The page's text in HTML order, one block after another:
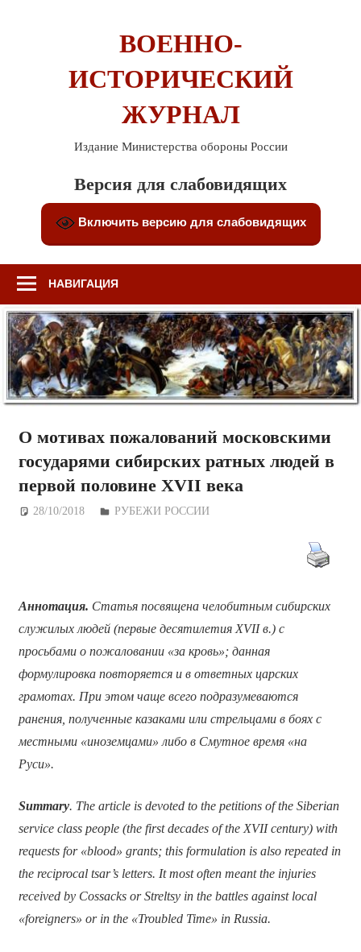
ВОЕННО-
ИСТОРИЧЕСКИЙ
ЖУРНАЛ
Издание Министерства обороны России
Версия для слабовидящих
Включить версию для слабовидящих
НАВИГАЦИЯ
О мотивах пожалований московскими
государями сибирских ратных людей в
первой половине XVII века
28/10/2018 Дежурный по Редакции
РУБЕЖИ РОССИИ
Аннотация. Статья посвящена челобитным сибирских
служилых людей (первые десятилетия XVII в.) с
просьбами о пожаловании «за кровь»; данная
формулировка повторяется и в ответных царских
грамотах. При этом чаще всего подразумеваются
ранения, полученные казаками или стрельцами в боях с
местными «иноземцами» либо в Смутное время «на
Руси».
Summary. The article is devoted to the petitions of the Siberian
service class people (the first decades of the XVII century) with
requests for «blood» grants; this formulation is also repeated in
the reciprocal tsar’s letters. It most often meant the injuries
received by Cossacks or Streltsy in the battles against local
«foreigners» or in the «Troubled Time» in Russia.